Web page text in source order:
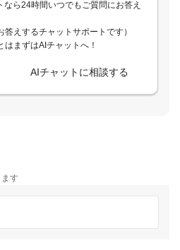
なら24時間いつでもご質問にお答え
答えするチャットサポートです）
はまずはAIチャットへ！
AIチャットに相談する
す